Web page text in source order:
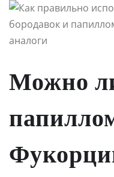
Можно